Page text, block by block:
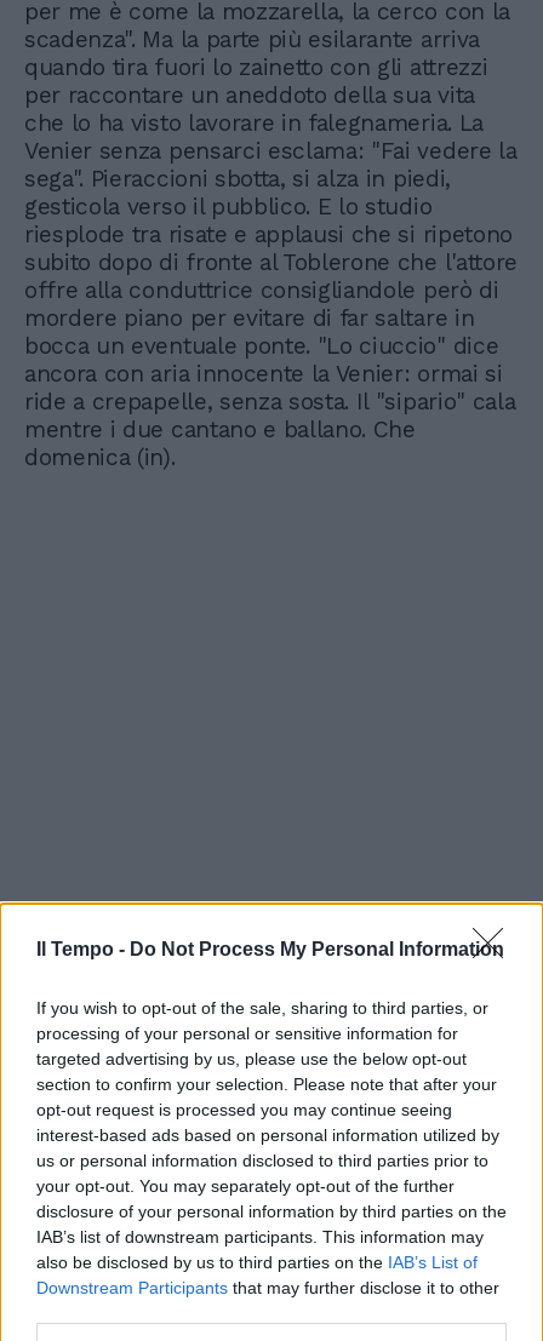
Il Tempo - Do Not Process My Personal Information
If you wish to opt-out of the sale, sharing to third parties, or
processing of your personal or sensitive information for
targeted advertising by us, please use the below opt-out
section to confirm your selection. Please note that after your
opt-out request is processed you may continue seeing
interest-based ads based on personal information utilized by
us or personal information disclosed to third parties prior to
your opt-out. You may separately opt-out of the further
disclosure of your personal information by third parties on the
IAB’s list of downstream participants. This information may
also be disclosed by us to third parties on the IAB’s List of
Downstream Participants that may further disclose it to other
per me è come la mozzarella, la cerco con la
scadenza". Ma la parte più esilarante arriva
quando tira fuori lo zainetto con gli attrezzi
per raccontare un aneddoto della sua vita
che lo ha visto lavorare in falegnameria. La
Venier senza pensarci esclama: "Fai vedere la
sega". Pieraccioni sbotta, si alza in piedi,
gesticola verso il pubblico. E lo studio
riesplode tra risate e applausi che si ripetono
subito dopo di fronte al Toblerone che l'attore
offre alla conduttrice consigliandole però di
mordere piano per evitare di far saltare in
bocca un eventuale ponte. "Lo ciuccio" dice
ancora con aria innocente la Venier: ormai si
ride a crepapelle, senza sosta. Il "sipario" cala
mentre i due cantano e ballano. Che
domenica (in).
In evidenza